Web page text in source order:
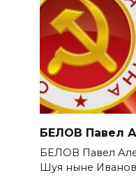
БЕЛОВ Павел
БЕЛОВ Павел
Шуя ныне